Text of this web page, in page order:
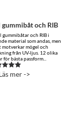
och RIB
gummibåtar och RIB i
material som andas, men
motverkar mögel och
från UV-ljus. 12 olika
för bästa passform...
Betygsatt
mer ->